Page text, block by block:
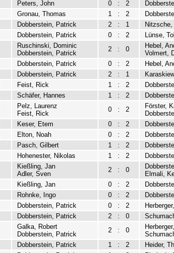
Peters, John 0 : 2
Gronau, Thomas 1 : 2
Dobberstein, Patrick 2 : 1
Nitzsche,
Dobberstein, Patrick 0 : 2
Lünse,
Ruschinski, Dominic
Dobberstein, Patrick
2 : 0
Hebel,
Volmert,
Dobberstein, Patrick 0 : 2
Hebel,
Dobberstein, Patrick 2 : 1
Feist, Rick 1 : 2
Schäfer, Hannes 1 : 2
Pelz, Laurenz
Feist, Rick
0 : 2
Förster,
Keser, Etem 0 : 2
Elton, Noah 0 : 2
Pasch, Gilbert 1 : 2
Hohenester, Nikolas 1 : 2
Kießling, Jan
Adler, Sven
2 : 0
Elmali,
Kießling, Jan 0 : 2
Rohnke, Ingo 0 : 2
Dobberstein, Patrick 0 : 2
Dobberstein, Patrick 2 : 0
Galka, Robert
Dobberstein, Patrick
2 : 0
Dobberstein, Patrick 1 : 2
Heider,